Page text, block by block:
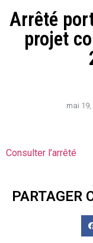
Arrêté
projet
mai 19,
Consulter l’arrêté
PARTAGER